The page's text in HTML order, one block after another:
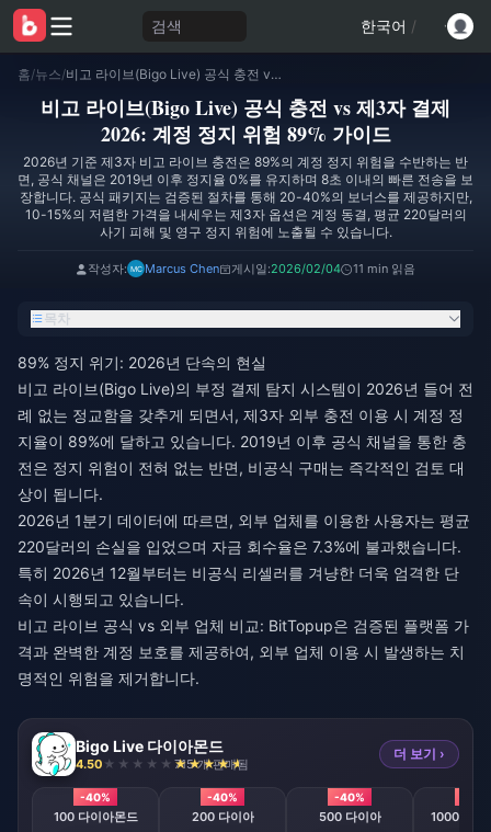
검색 한국어 /
홈/뉴스/ 비고 라이브(Bigo Live) 공식 충전 vs 제3자 결제 2026: 계정 정지 위험 89% 가이드
비고 라이브(Bigo Live) 공식 충전 vs 제3자 결제
2026: 계정 정지 위험 89% 가이드
2026년 기준 제3자 비고 라이브 충전은 89%의 계정 정지 위험을 수반하는 반
면, 공식 채널은 2019년 이후 정지율 0%를 유지하며 8초 이내의 빠른 전송을 보
장합니다. 공식 패키지는 검증된 절차를 통해 20-40%의 보너스를 제공하지만,
10-15%의 저렴한 가격을 내세우는 제3자 옵션은 계정 동결, 평균 220달러의
사기 피해 및 영구 정지 위험에 노출될 수 있습니다.
작성자: Marcus Chen 게시일:2026/02/04 11 min 읽음
목차
89% 정지 위기: 2026년 단속의 현실
비고 라이브(Bigo Live)의 부정 결제 탐지 시스템이 2026년 들어 전
례 없는 정교함을 갖추게 되면서, 제3자 외부 충전 이용 시 계정 정
지율이 89%에 달하고 있습니다. 2019년 이후 공식 채널을 통한 충
전은 정지 위험이 전혀 없는 반면, 비공식 구매는 즉각적인 검토 대
상이 됩니다.
2026년 1분기 데이터에 따르면, 외부 업체를 이용한 사용자는 평균
220달러의 손실을 입었으며 자금 회수율은 7.3%에 불과했습니다.
특히 2026년 12월부터는 비공식 리셀러를 겨냥한 더욱 엄격한 단
속이 시행되고 있습니다.
비고 라이브 공식 vs 외부 업체 비교: BitTopup은 검증된 플랫폼 가
격과 완벽한 계정 보호를 제공하여, 외부 업체 이용 시 발생하는 치
명적인 위험을 제거합니다.
Bigo Live 다이아몬드
4.50 715 개 판매됨
더 보기 ›
-40%
100 다이아몬드
-40%
200 다이아
-40%
500 다이아 1000 다이